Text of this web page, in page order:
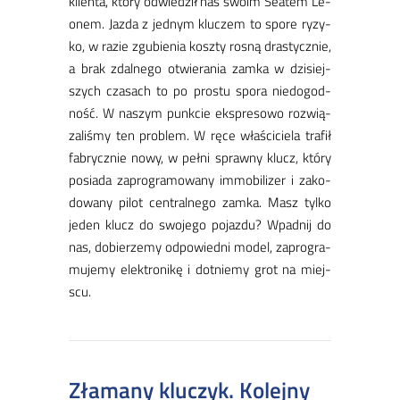
onem. Jaz­da z jed­nym klu­czem to spo­re ry­zy­
ko, w ra­zie zgu­bie­nia kosz­ty ro­sną dra­stycz­nie,
a brak zdal­ne­go otwie­ra­nia zam­ka w dzi­siej­
szych cza­sach to po pro­stu spo­ra nie­do­god­
ność. W na­szym punk­cie eks­pre­so­wo roz­wią­
za­li­śmy ten pro­blem. W rę­ce wła­ści­cie­la tra­fił
fa­brycz­nie no­wy, w peł­ni spraw­ny klucz, któ­ry
po­sia­da za­pro­gra­mo­wa­ny im­mo­bi­li­zer i za­ko­
do­wa­ny pi­lot cen­tral­ne­go zam­ka. Masz tyl­ko
je­den klucz do swo­je­go po­jaz­du? Wpad­nij do
nas, do­bie­rze­my od­po­wied­ni mo­del, za­pro­gra­
mu­je­my elek­tro­ni­kę i do­tnie­my grot na miej­
scu.
Złamany kluczyk. Kolejny